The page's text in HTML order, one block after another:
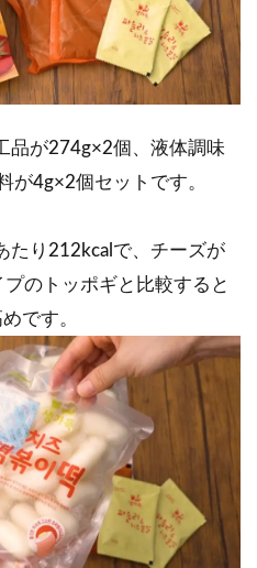
品が274g×2個、液体調味
が4g×2個セットです。
たり212kcalで、チーズが
のトッポギと比較すると
です。